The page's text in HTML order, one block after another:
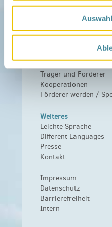
Netzwerk
Das Familienhandbuch
Infopool
Träger und Förderer
Kooperationen
Förderer werden /
Weiteres
Leichte Sprache
Different Languages
Presse
Kontakt
Impressum
Datenschutz
Barrierefreiheit
Intern